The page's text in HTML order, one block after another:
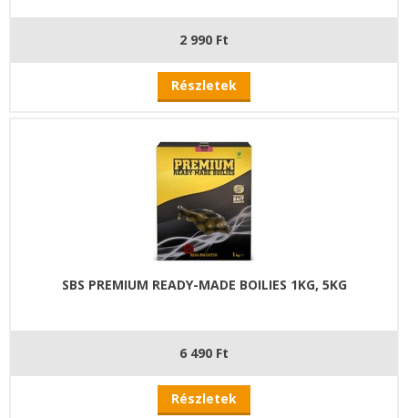
2 990 Ft
Részletek
SBS PREMIUM READY-MADE BOILIES 1KG, 5KG
6 490 Ft
Részletek